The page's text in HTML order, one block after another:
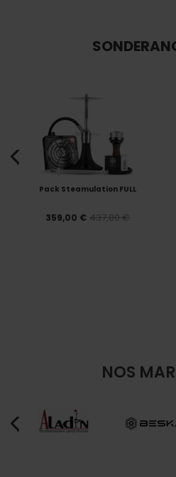
Pack Steamulation FULL
359,00 € 437,80 €
NOS